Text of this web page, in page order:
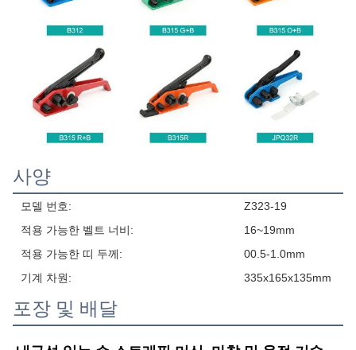
사양
모델 번호:
Z323-19
적용 가능한 벨트 너비:
16~19mm
적용 가능한 띠 두께:
00.5-1.0mm
기계 차원:
335x165x135mm
포장 및 배달